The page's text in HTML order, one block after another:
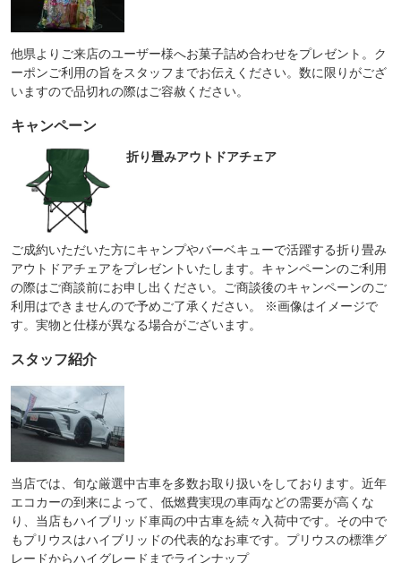
他県よりご来店のユーザー様へお菓子詰め合わせをプレゼント。ク
ーポンご利用の旨をスタッフまでお伝えください。数に限りがござ
いますので品切れの際はご容赦ください。
キャンペーン
折り畳みアウトドアチェア
ご成約いただいた方にキャンプやバーベキューで活躍する折り畳み
アウトドアチェアをプレゼントいたします。キャンペーンのご利用
の際はご商談前にお申し出ください。ご商談後のキャンペーンのご
利用はできませんので予めご了承ください。 ※画像はイメージで
す。実物と仕様が異なる場合がございます。
スタッフ紹介
当店では、旬な厳選中古車を多数お取り扱いをしております。近年
エコカーの到来によって、低燃費実現の車両などの需要が高くな
り、当店もハイブリッド車両の中古車を続々入荷中です。その中で
もプリウスはハイブリッドの代表的なお車です。プリウスの標準グ
レードからハイグレードまでラインナップ